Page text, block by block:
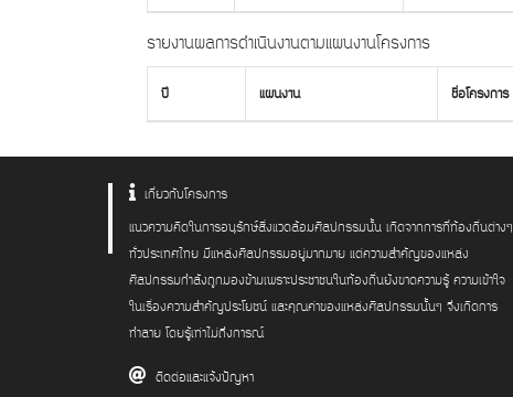
รายงานผลการดำเนินงานตามแผนงานโครงการ
ปี แผนงาน ชื่อโครงการ
เกี่ยวกับโครงการ
แนวความคิดในการอนุรักษ์สิ่งแวดล้อมศิลปกรรมนั้น เกิดจากการที่ท้องถิ่นต่างๆ
ทั่วประเทศไทย มีแหล่งศิลปกรรมอยู่มากมาย แต่ความสำคัญของแหล่ง
ศิลปกรรมกำลังถูกมองข้ามเพราะประชาชนในท้องถิ่นยังขาดความรู้ ความเข้าใจ
ในเรื่องความสำคัญประโยชน์ และคุณค่าของแหล่งศิลปกรรมนั้นๆ จึงเกิดการ
ทำลาย โดยรู้เท่าไม่ถึงการณ์
ติดต่อและแจ้งปัญหา